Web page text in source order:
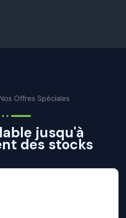
Offres Spéciales
jusqu'à
des stocks